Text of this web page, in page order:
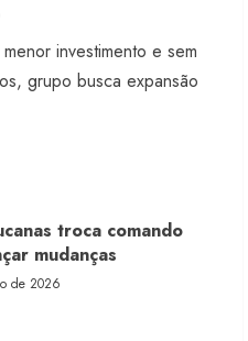
investimento e sem
grupo busca expansão
troca comando
mudanças
de 2026